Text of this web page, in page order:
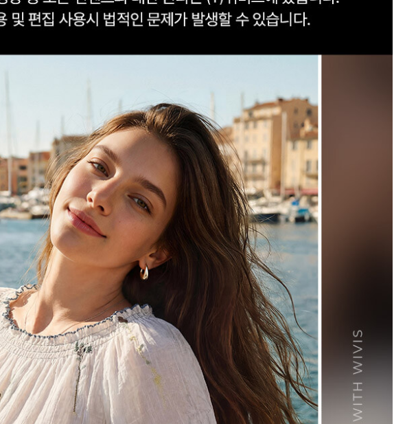
3,000원
[SUMMER COOL SALE] 3000원 쿠폰
~2026-08-09 23:59 (D-1)
(결제금액 39,000원 이상, 최대할인 3,000원)
20,000원
[쇼핑지원금] 20000원 쿠폰
~2026-08-28 23:59(D-20)
(결제금액 200,000원 이상, 최대할인 20,000원)
10,000원
상품이에요
요?